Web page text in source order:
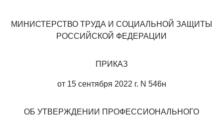
МИНИСТЕРСТВО ТРУДА И СОЦИАЛЬНОЙ ЗАЩИТЫ
РОССИЙСКОЙ ФЕДЕРАЦИИ
ПРИКАЗ
от 15 сентября 2022 г. N 546н
ОБ УТВЕРЖДЕНИИ ПРОФЕССИОНАЛЬНОГО